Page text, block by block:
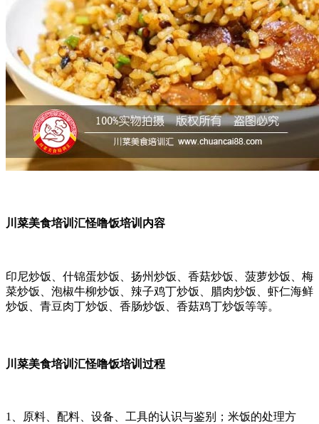
川菜美食培训汇怪噜饭培训内容
印尼炒饭、什锦蛋炒饭、扬州炒饭、香菇炒饭、菠萝炒饭、梅
菜炒饭、泡椒牛柳炒饭、辣子鸡丁炒饭、腊肉炒饭、虾仁海鲜
炒饭、青豆肉丁炒饭、香肠炒饭、香菇鸡丁炒饭等等。
川菜美食培训汇怪噜饭培训过程
1、原料、配料、设备、工具的认识与鉴别；米饭的处理方